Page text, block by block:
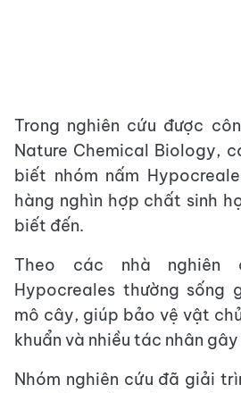
Trong nghiên cứu được
Nature Chemical Biology,
biết nhóm nấm
hàng nghìn hợp chất sinh
biết đến.
Theo các nhà nghiên
Hypocreales thường sống
mô cây, giúp bảo vệ vật
khuẩn và nhiều tác nhân
Nhóm nghiên cứu đã giải